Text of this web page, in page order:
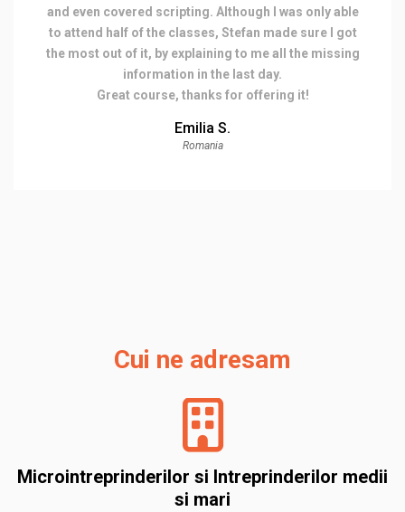
and even covered scripting. Although I was only able
to attend half of the classes, Stefan made sure I got
the most out of it, by explaining to me all the missing
information in the last day.
Great course, thanks for offering it!
Emilia S.
Romania
Cui ne adresam
Microintreprinderilor si Intreprinderilor medii
si mari